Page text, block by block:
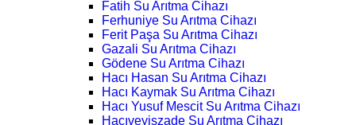
Fatih Su Arıtma Cihazı
Ferhuniye Su Arıtma Cihazı
Ferit Paşa Su Arıtma Cihazı
Gazali Su Arıtma Cihazı
Gödene Su Arıtma Cihazı
Hacı Hasan Su Arıtma Cihazı
Hacı Kaymak Su Arıtma Cihazı
Hacı Yusuf Mescit Su Arıtma Cihazı
Hacıveyiszade Su Arıtma Cihazı